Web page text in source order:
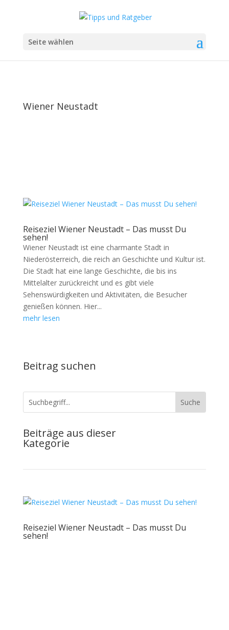
Seite wählen
Wiener Neustadt
Reiseziel Wiener Neustadt – Das musst Du
sehen!
Wiener Neustadt ist eine charmante Stadt in
Niederösterreich, die reich an Geschichte und Kultur ist.
Die Stadt hat eine lange Geschichte, die bis ins
Mittelalter zurückreicht und es gibt viele
Sehenswürdigkeiten und Aktivitäten, die Besucher
genießen können. Hier...
mehr lesen
Beitrag suchen
Beiträge aus dieser
Kategorie
Reiseziel Wiener Neustadt – Das musst Du
sehen!